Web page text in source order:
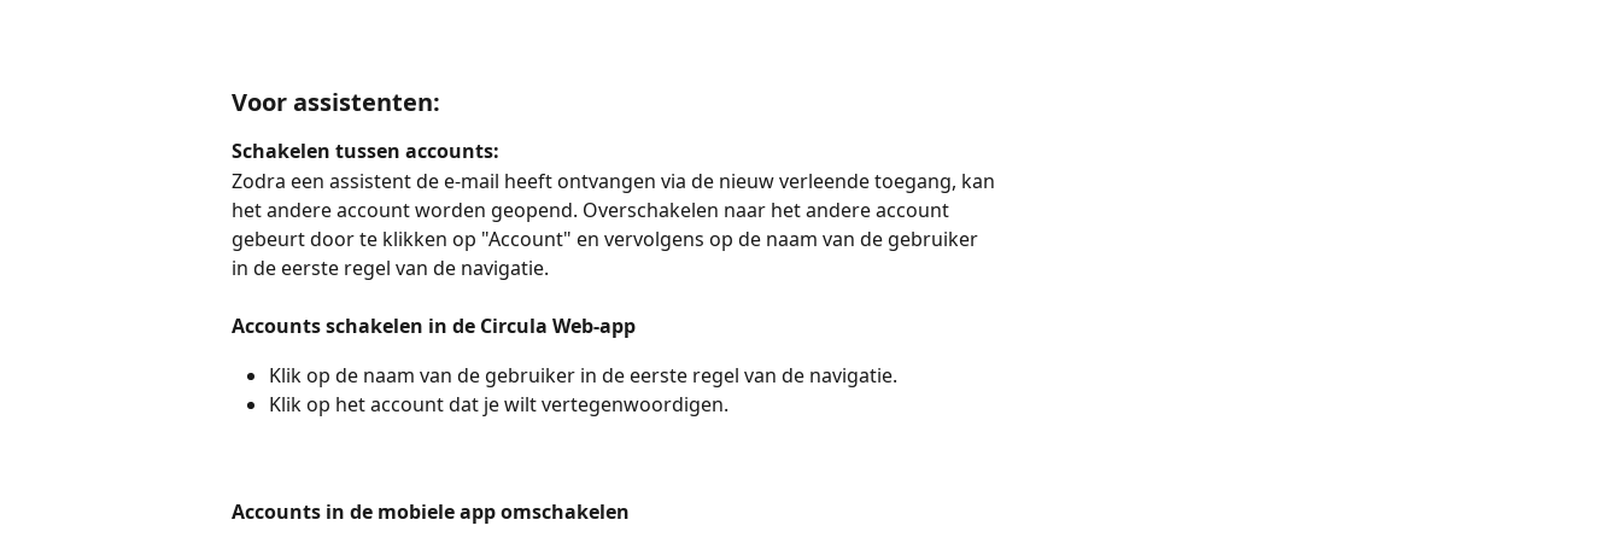
Voor assistenten:
Schakelen tussen accounts:
Zodra een assistent de e-mail heeft ontvangen via de nieuw verleende toegang, kan
het andere account worden geopend. Overschakelen naar het andere account
gebeurt door te klikken op "Account" en vervolgens op de naam van de gebruiker
in de eerste regel van de navigatie.
Accounts schakelen in de Circula Web-app
Klik op de naam van de gebruiker in de eerste regel van de navigatie.
Klik op het account dat je wilt vertegenwoordigen.
Accounts in de mobiele app omschakelen